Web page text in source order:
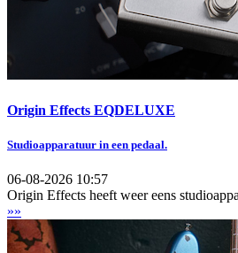
Origin Effects EQDELUXE
Studioapparatuur in een pedaal.
06-08-2026 10:57
Origin Effects heeft weer eens
»»